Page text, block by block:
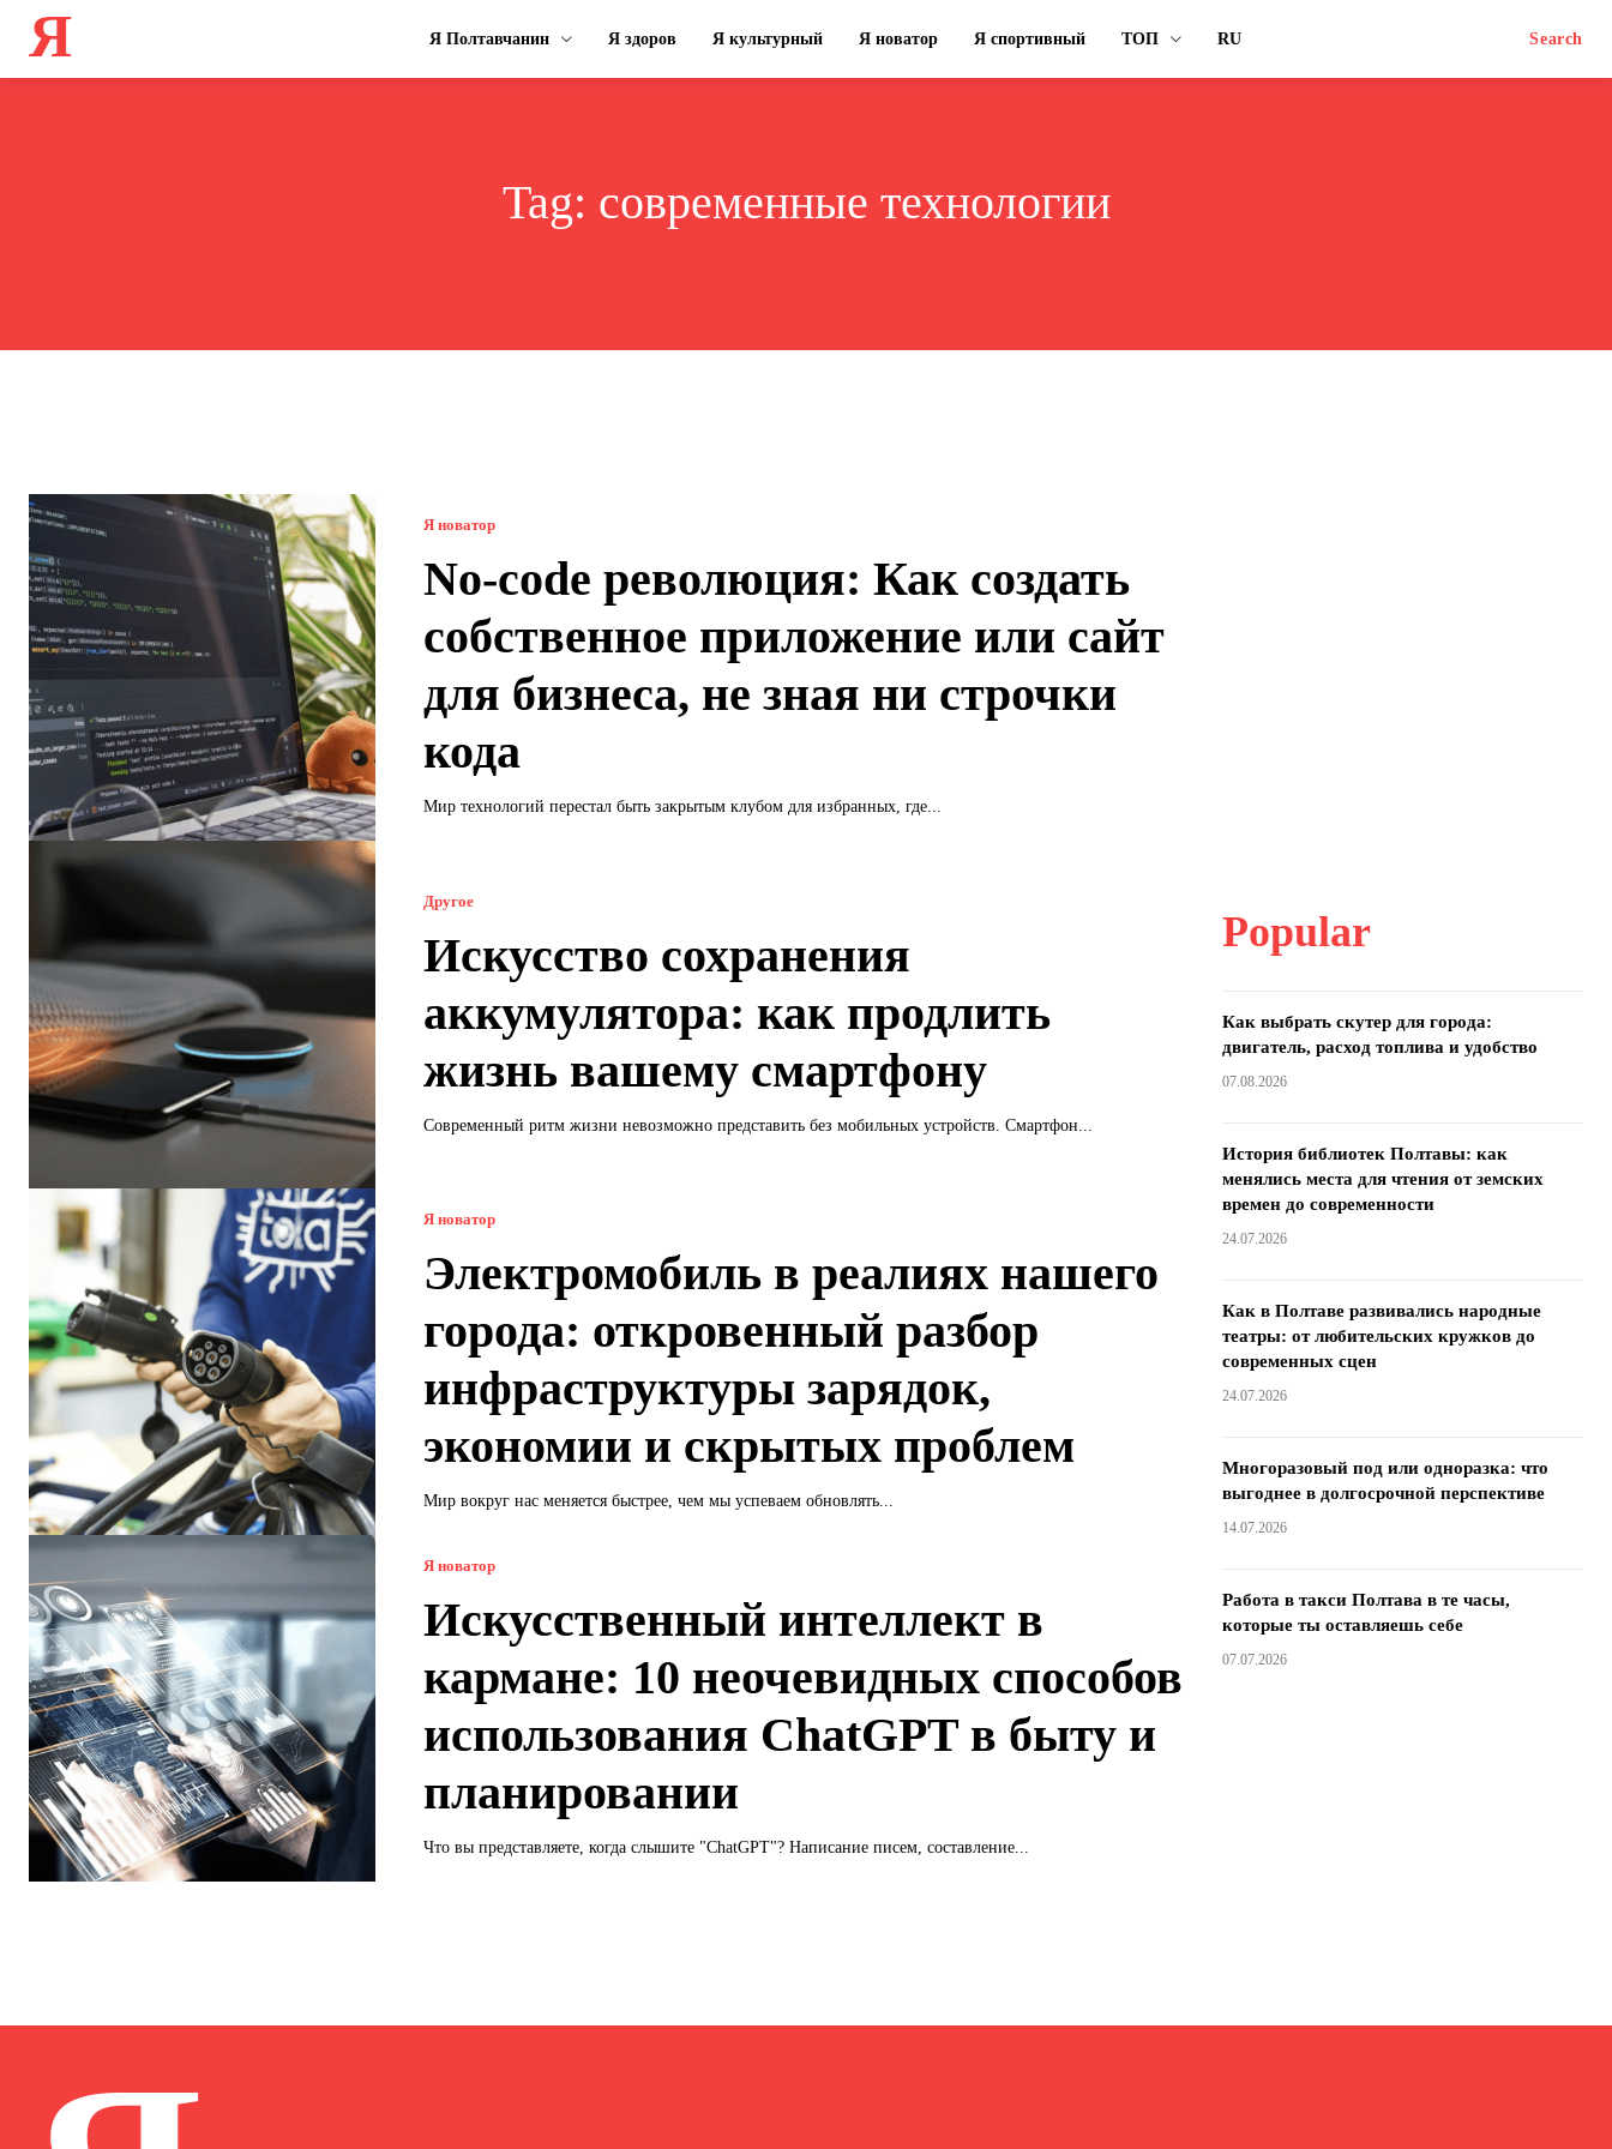
Я Я Полтавчанин Я здоров Я культурный Я новатор Я спортивный ТОП RU Search
Tag: современные технологии
Я новатор
No-code революция: Как создать
собственное приложение или сайт
для бизнеса, не зная ни строчки
кода
Мир технологий перестал быть закрытым клубом для избранных, где...
Другое
Искусство сохранения
аккумулятора: как продлить
жизнь вашему смартфону
Современный ритм жизни невозможно представить без мобильных устройств. Смартфон...
Я новатор
Электромобиль в реалиях нашего
города: откровенный разбор
инфраструктуры зарядок,
экономии и скрытых проблем
Мир вокруг нас меняется быстрее, чем мы успеваем обновлять...
Я новатор
Искусственный интеллект в
кармане: 10 неочевидных способов
использования ChatGPT в быту и
планировании
Что вы представляете, когда слышите "ChatGPT"? Написание писем, составление...
Popular
Как выбрать скутер для города:
двигатель, расход топлива и удобство
07.08.2026
История библиотек Полтавы: как
менялись места для чтения от земских
времен до современности
24.07.2026
Как в Полтаве развивались народные
театры: от любительских кружков до
современных сцен
24.07.2026
Многоразовый под или одноразка: что
выгоднее в долгосрочной перспективе
14.07.2026
Работа в такси Полтава в те часы,
которые ты оставляешь себе
07.07.2026